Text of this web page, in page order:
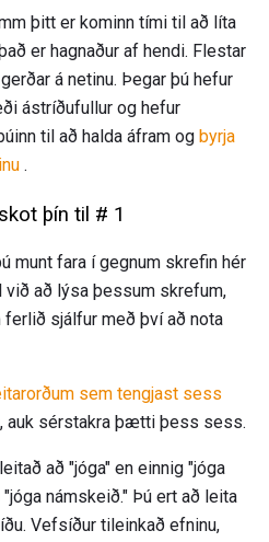
þitt er kominn tími til að líta
er hagnaður af hendi. Flestar
á netinu. Þegar þú hefur
ástríðufullur og hefur
til að halda áfram og byrja
.
þín til # 1
munt fara í gegnum skrefin hér
við að lýsa þessum skrefum,
sjálfur með því að nota
sem tengjast sess
auk sérstakra þætti þess sess.
að "jóga" en einnig "jóga
námskeið." Þú ert að leita
Vefsíður tileinkað efninu,